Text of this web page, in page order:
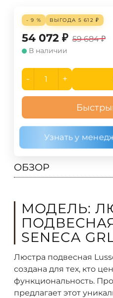
- 9 % ВЫГОДА 5 612 ₽
54 072 ₽ 59 684 ₽
В наличии
- +
Узнать у
ОБЗОР
МОДЕЛЬ:
ПОДВЕСНАЯ
SENECA
Люстра подвесная
создана для тех, кто
функциональность.
предлагает этот